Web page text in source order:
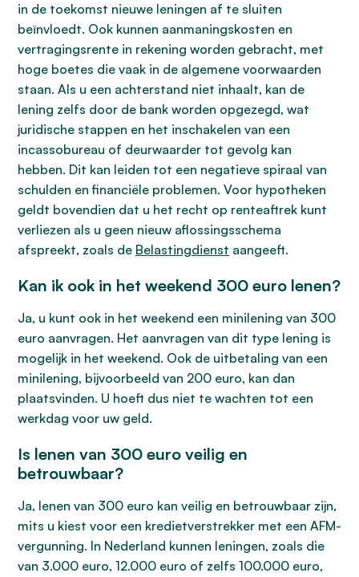
in de toekomst nieuwe leningen af te sluiten
beïnvloedt. Ook kunnen aanmaningskosten en
vertragingsrente in rekening worden gebracht, met
hoge boetes die vaak in de algemene voorwaarden
staan. Als u een achterstand niet inhaalt, kan de
lening zelfs door de bank worden opgezegd, wat
juridische stappen en het inschakelen van een
incassobureau of deurwaarder tot gevolg kan
hebben. Dit kan leiden tot een negatieve spiraal van
schulden en financiële problemen. Voor hypotheken
geldt bovendien dat u het recht op renteaftrek kunt
verliezen als u geen nieuw aflossingsschema
afspreekt, zoals de Belastingdienst aangeeft.
Kan ik ook in het weekend 300 euro lenen?
Ja, u kunt ook in het weekend een minilening van 300
euro aanvragen. Het aanvragen van dit type lening is
mogelijk in het weekend. Ook de uitbetaling van een
minilening, bijvoorbeeld van 200 euro, kan dan
plaatsvinden. U hoeft dus niet te wachten tot een
werkdag voor uw geld.
Is lenen van 300 euro veilig en
betrouwbaar?
Ja, lenen van 300 euro kan veilig en betrouwbaar zijn,
mits u kiest voor een kredietverstrekker met een AFM-
vergunning. In Nederland kunnen leningen, zoals die
van 3.000 euro, 12.000 euro of zelfs 100.000 euro,